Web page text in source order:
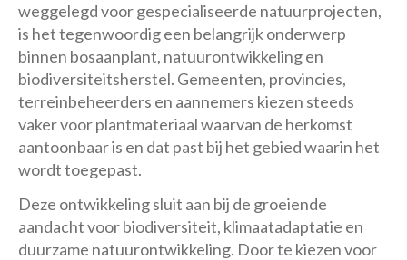
weggelegd voor gespecialiseerde natuurprojecten,
is het tegenwoordig een belangrijk onderwerp
binnen bosaanplant, natuurontwikkeling en
biodiversiteitsherstel. Gemeenten, provincies,
terreinbeheerders en aannemers kiezen steeds
vaker voor plantmateriaal waarvan de herkomst
aantoonbaar is en dat past bij het gebied waarin het
wordt toegepast.
Deze ontwikkeling sluit aan bij de groeiende
aandacht voor biodiversiteit, klimaatadaptatie en
duurzame natuurontwikkeling. Door te kiezen voor